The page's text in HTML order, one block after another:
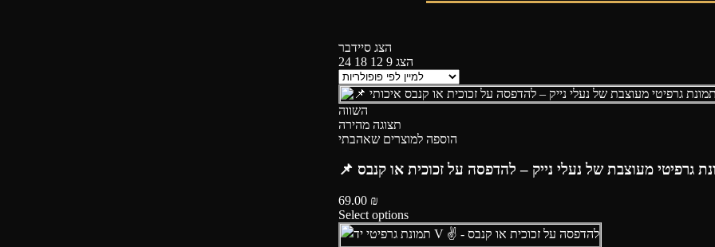
הצג סיידבר
הצג9
12
18
24
השווה
תצוגה מהירה
הוספה למוצרים שאהבתי
גרפיטי מעוצבת של נעלי נייק – להדפסה על זכוכית או קנבס
69.00 ₪
Select options